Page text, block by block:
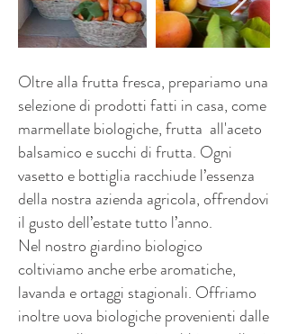
Oltre alla frutta fresca, prepariamo una
selezione di prodotti fatti in casa, come
marmellate biologiche, frutta all'aceto
balsamico e succhi di frutta. Ogni
vasetto e bottiglia racchiude l’essenza
della nostra azienda agricola, offrendovi
il gusto dell’estate tutto l’anno.
Nel nostro giardino biologico
coltiviamo anche erbe aromatiche,
lavanda e ortaggi stagionali. Offriamo
inoltre uova biologiche provenienti dalle